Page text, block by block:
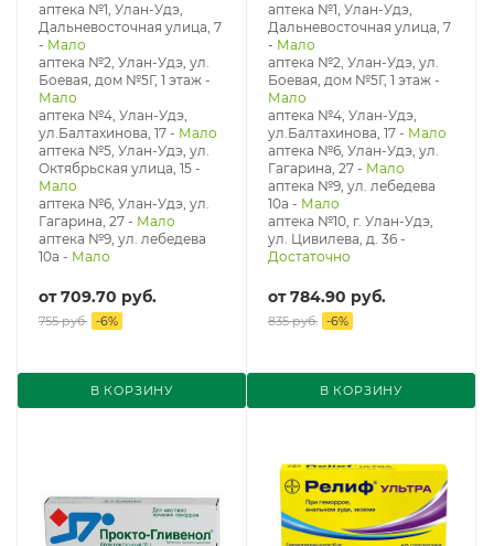
аптека №1, Улан-Удэ,
Дальневосточная улица, 7
- Мало
аптека №2, Улан-Удэ, ул.
Боевая, дом №5Г, 1 этаж -
Мало
аптека №4, Улан-Удэ,
ул.Балтахинова, 17 - Мало
аптека №5, Улан-Удэ, ул. ​
Октябрьская улица, 15 -
Мало
аптека №6, Улан-Удэ, ул.
Гагарина, 27 - Мало
аптека №9, ул. лебедева
10а - Мало
от709.70 руб.
755 руб. -6%
В КОРЗИНУ
аптека №1, Улан-Удэ,
Дальневосточная улица, 7
- Мало
аптека №2, Улан-Удэ, ул.
Боевая, дом №5Г, 1 этаж -
Мало
аптека №4, Улан-Удэ,
ул.Балтахинова, 17 - Мало
аптека №6, Улан-Удэ, ул.
Гагарина, 27 - Мало
аптека №9, ул. лебедева
10а - Мало
аптека №10, г. Улан-Удэ,
ул. Цивилева, д. 36 -
Достаточно
от784.90 руб.
835 руб. -6%
В КОРЗИНУ